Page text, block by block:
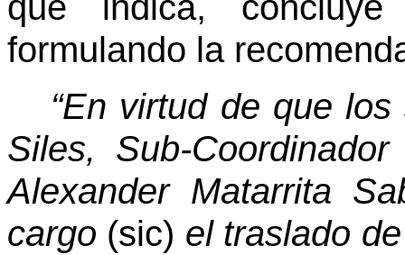
formulando la
“En virtud de que
Siles, Sub-
Alexander Matarrita
cargo (sic) el traslado